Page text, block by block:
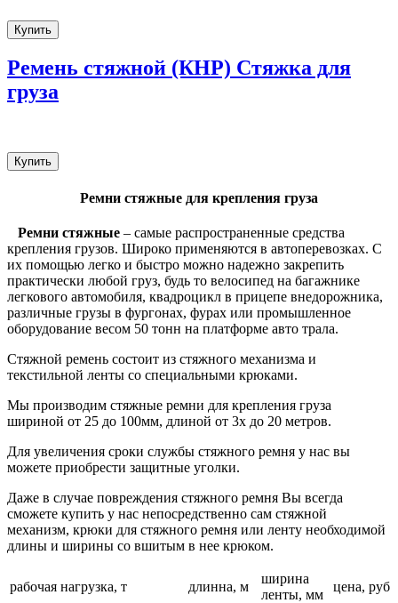
Купить
Ремень стяжной (КНР) Стяжка для
груза
Купить
Ремни стяжные для крепления груза
Ремни стяжные – самые распространенные средства
крепления грузов. Широко применяются в автоперевозках. С
их помощью легко и быстро можно надежно закрепить
практически любой груз, будь то велосипед на багажнике
легкового автомобиля, квадроцикл в прицепе внедорожника,
различные грузы в фургонах, фурах или промышленное
оборудование весом 50 тонн на платформе авто трала.
Стяжной ремень состоит из стяжного механизма и
текстильной ленты со специальными крюками.
Мы производим стяжные ремни для крепления груза
шириной от 25 до 100мм, длиной от 3х до 20 метров.
Для увеличения сроки службы стяжного ремня у нас вы
можете приобрести защитные уголки.
Даже в случае повреждения стяжного ремня Вы всегда
сможете купить у нас непосредственно сам стяжной
механизм, крюки для стяжного ремня или ленту необходимой
длины и ширины со вшитым в нее крюком.
рабочая нагрузка, т длинна, м
ширина
ленты, мм
цена, руб